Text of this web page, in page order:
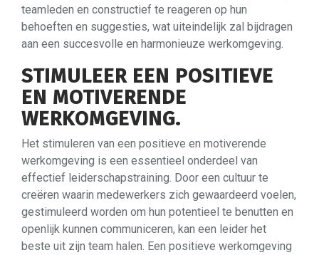
teamleden en constructief te reageren op hun
behoeften en suggesties, wat uiteindelijk zal bijdragen
aan een succesvolle en harmonieuze werkomgeving.
STIMULEER EEN POSITIEVE
EN MOTIVERENDE
WERKOMGEVING.
Het stimuleren van een positieve en motiverende
werkomgeving is een essentieel onderdeel van
effectief leiderschapstraining. Door een cultuur te
creëren waarin medewerkers zich gewaardeerd voelen,
gestimuleerd worden om hun potentieel te benutten en
openlijk kunnen communiceren, kan een leider het
beste uit zijn team halen. Een positieve werkomgeving